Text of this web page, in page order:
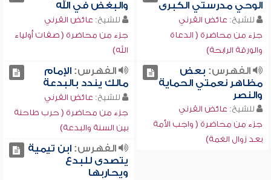
الوحي مدرستي الكبرى
للشيخ: عائض القرني
جزء من محاضرة ( الدعاة
والورقة الرابحة)
والبغض في الله
للشيخ: عائض القرني
جزء من محاضرة ( صفات أولياء
الله)
الفهرس: بعض
مظاهر نعمتي الحماية
والنصر
للشيخ: عائض القرني
جزء من محاضرة ( واجب الأمة
بعد زوال الغمة)
الفهرس:الإمام
مالك يندد بالبدعة
للشيخ: عائض القرني
جزء من محاضرة ( حرب طاحنة
بين السنة والبدعة)
الفهرس:ابن تيمية
يتصدى للبدع
ويحاربها